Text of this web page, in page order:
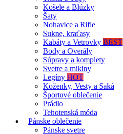
Košele a Blúzky
Šaty
Nohavice a Rifle
Sukne, kraťasy
Kabáty a Vetrovky BEST
Body a Overály
Súpravy a komplety
Svetre a mikiny
Legíny HOT
Koženky, Vesty a Saká
Športové oblečenie
Prádlo
Tehotenská móda
Pánske oblečenie
Pánske svetre